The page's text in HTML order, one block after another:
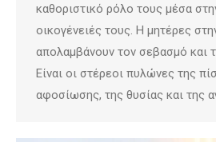
καθοριστικό ρόλο τους μέσα
οικογένειές τους. Η μητέρες
απολαμβάνουν τον σεβασμό και
Είναι οι στέρεοι πυλώνες της
αφοσίωσης, της θυσίας και της